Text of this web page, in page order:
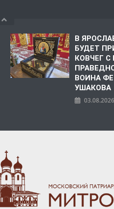
В
БУДЕТ
КОВЧЕГ
ВОИНА
УШАКОВА